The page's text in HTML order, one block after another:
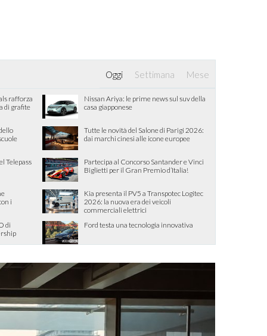
Oggi Settimana Mese
rafforza
di grafite
Nissan Ariya: le prime news sul suv della
casa giapponese
Tutte le novità del Salone di Parigi 2026:
dai marchi cinesi alle icone europee
Telepass
Partecipa al Concorso Santander e Vinci
Biglietti per il Gran Premio d’Italia!
i
Kia presenta il PV5 a Transpotec Logitec
2026: la nuova era dei veicoli
commerciali elettrici
di
Ford testa una tecnologia innovativa